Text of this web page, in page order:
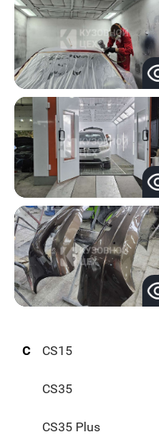
C CS15
CS35
CS35 Plus